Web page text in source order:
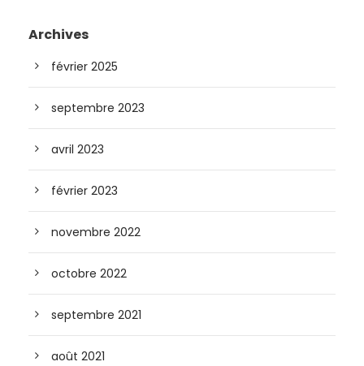
Archives
février 2025
septembre 2023
avril 2023
février 2023
novembre 2022
octobre 2022
septembre 2021
août 2021